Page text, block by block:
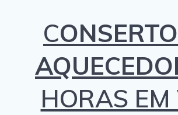
C
HORAS